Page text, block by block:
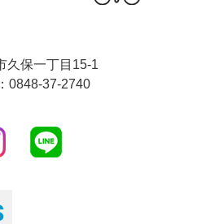
久保一丁目15-1
0848-37-2740